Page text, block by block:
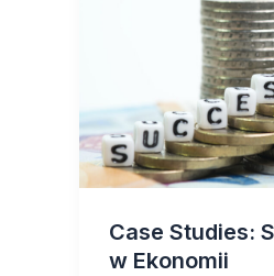
Case Studies:
w Ekonomii